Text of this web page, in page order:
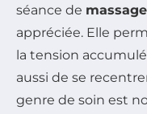
séance de
appréciée. Elle
la tension
aussi de se
genre de soin est